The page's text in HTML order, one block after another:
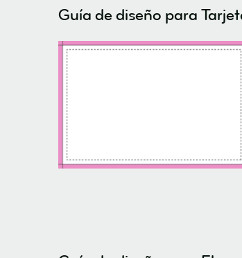
Guía de diseño para